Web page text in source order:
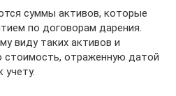
суммы активов, которые
по договорам дарения.
виду таких активов и
стоимость, отраженную датой
учету.